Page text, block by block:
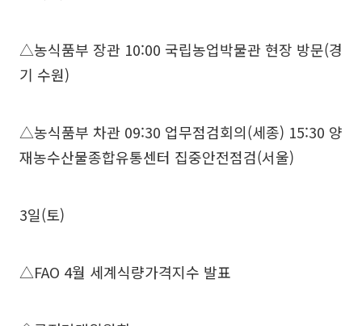
△농식품부 장관 10:00 국립농업박물관 현장 방문(경
기 수원)
△농식품부 차관 09:30 업무점검회의(세종) 15:30 양
재농수산물종합유통센터 집중안전점검(서울)
3일(토)
△FAO 4월 세계식량가격지수 발표